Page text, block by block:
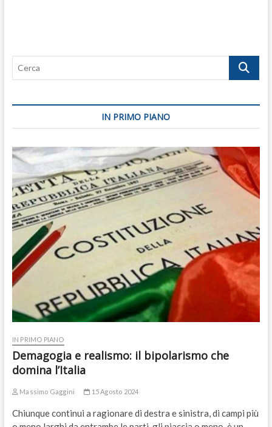
Cerca
IN PRIMO PIANO
IN PRIMO PIANO
Demagogia e realismo: il bipolarismo che
domina l’Italia
Massimo Gaggini 15 Agosto 2024
Chiunque continui a ragionare di destra e sinistra, di campi più